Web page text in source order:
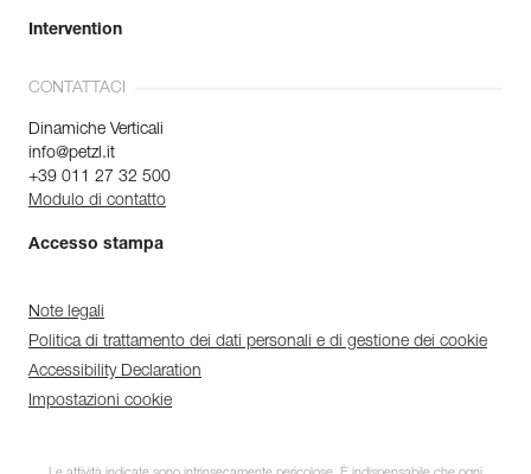
Intervention
CONTATTACI
Dinamiche Verticali
info@petzl.it
+39 011 27 32 500
Modulo di contatto
Accesso stampa
Note legali
Politica di trattamento dei dati personali e di gestione dei cookie
Accessibility Declaration
Impostazioni cookie